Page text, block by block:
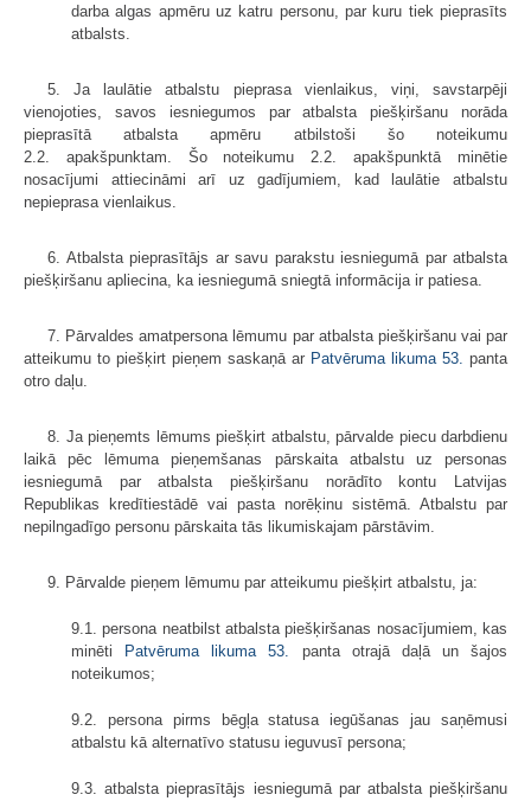
darba algas apmēru uz katru personu, par kuru tiek pieprasīts
atbalsts.
5. Ja laulātie atbalstu pieprasa vienlaikus, viņi, savstarpēji
vienojoties, savos iesniegumos par atbalsta piešķiršanu norāda
pieprasītā atbalsta apmēru atbilstoši šo noteikumu
2.2. apakšpunktam. Šo noteikumu 2.2. apakšpunktā minētie
nosacījumi attiecināmi arī uz gadījumiem, kad laulātie atbalstu
nepieprasa vienlaikus.
6. Atbalsta pieprasītājs ar savu parakstu iesniegumā par atbalsta
piešķiršanu apliecina, ka iesniegumā sniegtā informācija ir patiesa.
7. Pārvaldes amatpersona lēmumu par atbalsta piešķiršanu vai par
atteikumu to piešķirt pieņem saskaņā ar Patvēruma likuma 53. panta
otro daļu.
8. Ja pieņemts lēmums piešķirt atbalstu, pārvalde piecu darbdienu
laikā pēc lēmuma pieņemšanas pārskaita atbalstu uz personas
iesniegumā par atbalsta piešķiršanu norādīto kontu Latvijas
Republikas kredītiestādē vai pasta norēķinu sistēmā. Atbalstu par
nepilngadīgo personu pārskaita tās likumiskajam pārstāvim.
9. Pārvalde pieņem lēmumu par atteikumu piešķirt atbalstu, ja:
9.1. persona neatbilst atbalsta piešķiršanas nosacījumiem, kas
minēti
Patvēruma likuma 53. panta otrajā daļā un šajos
noteikumos;
9.2. persona pirms bēgļa statusa iegūšanas jau saņēmusi
atbalstu kā alternatīvo statusu ieguvusī persona;
9.3. atbalsta pieprasītājs iesniegumā par atbalsta piešķiršanu